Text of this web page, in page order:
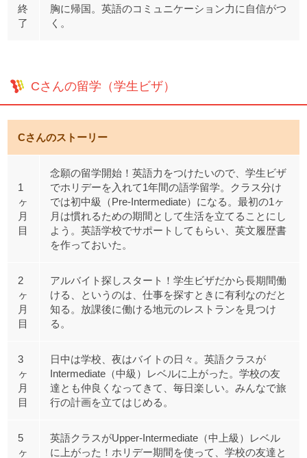
終
了
胸に帰国。英語のコミュニケーション力に自信がつ
く。
Cさんの留学（学生ビザ）
Cさんのストーリー
1
ヶ
月
目
念願の留学開始！英語力をつけたいので、学生ビザ
でホリデーを入れて1年間の語学留学。クラス分け
では初中級（Pre-Intermediate）になる。最初の1ヶ
月は慣れるための期間として生活を立てることにし
よう。英語学校でサポートしてもらい、英文履歴書
を作っておいた。
2
ヶ
月
目
アルバイト探しスタート！学生ビザだから長期間働
ける、というのは、仕事を探すときに有利なのだと
知る。放課後に働ける地元のレストランを見つけ
る。
3
ヶ
月
目
日中は学校、夜はバイトの日々。英語クラスが
Intermediate（中級）レベルに上がった。学校の友
達とも仲良くなってきて、毎日楽しい。みんなで旅
行の計画を立てはじめる。
5
ヶ
英語クラスがUpper-Intermediate（中上級）レベル
に上がった！ホリデー期間を使って、学校の友達と